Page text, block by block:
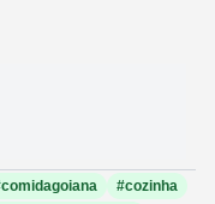
#cozinha